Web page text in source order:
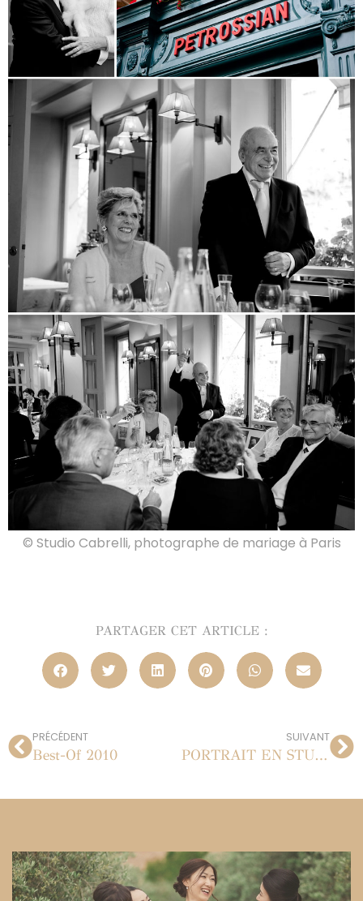
© Studio Cabrelli, photographe de mariage à Paris
PARTAGER CET ARTICLE :
PRÉCÉDENT
Best-Of 2010
SUIVANT
PORTRAIT EN STUDIO À PARIS